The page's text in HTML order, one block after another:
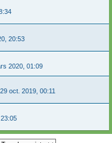
20:53
2020, 01:09
29 oct. 2019, 00:11